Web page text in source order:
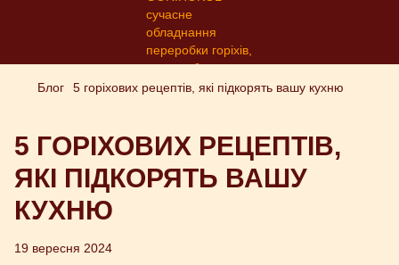
Блог 5 горіхових рецептів, які підкорять вашу кухню
5 ГОРІХОВИХ РЕЦЕПТІВ,
ЯКІ ПІДКОРЯТЬ ВАШУ
КУХНЮ
19 вересня 2024